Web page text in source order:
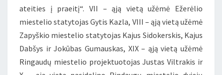
ateities į praeitį“. VII – ąją vietą užėmė Ežerėlio
miestelio statytojas Gytis Kazla, VIII – ąją vietą užėmė
Zapyškio miestelio statytojas Kajus Sidokerskis, Kajus
Dabšys ir Jokūbas Gumauskas, XIX – ąją vietą užėmė
Ringaudų miestelio projektuotojas Justas Viltrakis ir